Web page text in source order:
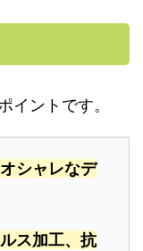
イントです。
シャレなデ
ス加工、抗